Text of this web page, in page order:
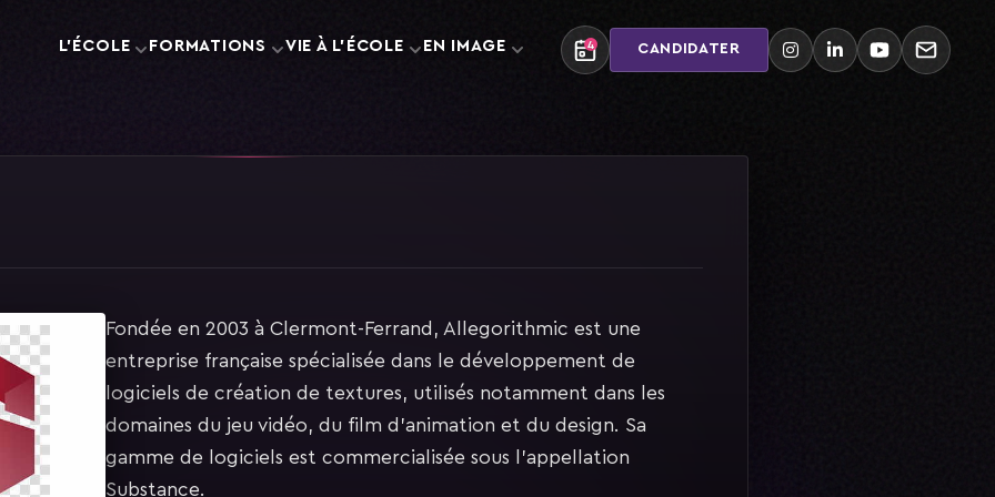
L'ÉCOLE FORMATIONS VIE À L'ÉCOLE EN IMAGE 4 CANDIDATER
Fondée en 2003 à Clermont-Ferrand, Allegorithmic est une
entreprise française spécialisée dans le développement de
logiciels de création de textures, utilisés notamment dans les
domaines du jeu vidéo, du film d’animation et du design. Sa
gamme de logiciels est commercialisée sous l’appellation
Substance.